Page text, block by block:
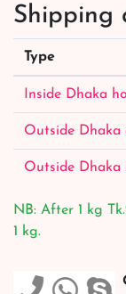
Shipping
Type
Inside Dhaka
Outside Dhaka
Outside Dhaka
NB: After 1 kg
1 kg.